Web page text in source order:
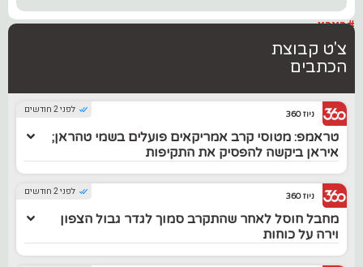
#בארץ
צ'ט קבוצת
הכתבים
לפני 2 חודשים ניוז 360
טראמפ: מטוסי קרב אמריקאים פועלים בשמי טהראן;
איראן ביקשה להפסיק את התקיפות
לפני 2 חודשים ניוז 360
מחבל חוסל לאחר שהתקרב סמוך לגדר גבול הצפון
וירה על כוחות